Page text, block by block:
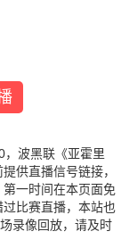
波黑联《亚霍里
供直播信号链接，
一时间在本页面免
比赛直播，本站也
录像回放，请及时